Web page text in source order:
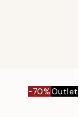
-70%Outlet